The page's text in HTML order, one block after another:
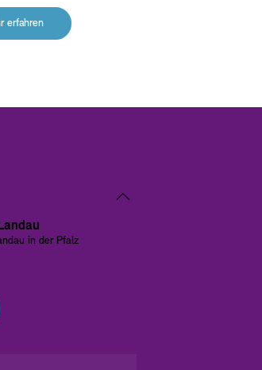
erfahren
in der Pfalz